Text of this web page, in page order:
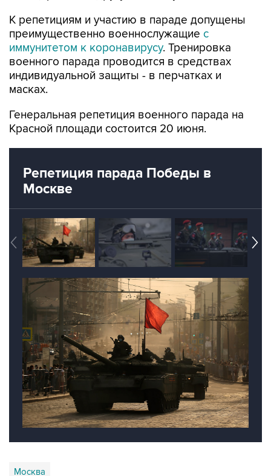
К репетициям и участию в параде допущены
преимущественно военнослужащие с
иммунитетом к коронавирусу. Тренировка
военного парада проводится в средствах
индивидуальной защиты - в перчатках и
масках.
Генеральная репетиция военного парада на
Красной площади состоится 20 июня.
Репетиция парада Победы в
Москве
Москва